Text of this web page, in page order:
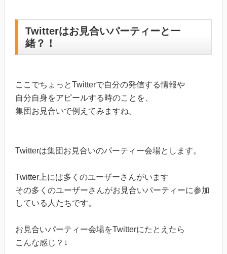
Twitterはお見合いパーティーと一
緒？！
ここでちょっとTwitterで自分の発信する情報や
自分自身をアピールする時のことを、
集団お見合いで例えてみますね。
Twitterは集団お見合いのパーティー会場とします。
Twitter上には多くのユーザーさんがいます
その多くのユーザーさんがお見合いパーティーに参加
している人たちです。
お見合いパーティー会場をTwitterにたとえたら
こんな感じ？↓